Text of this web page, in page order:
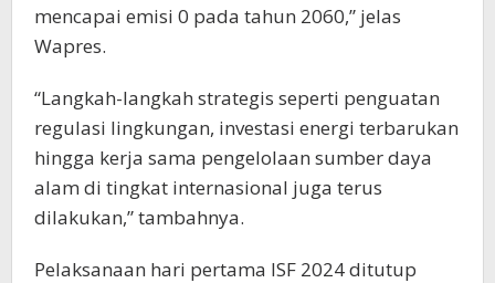
mencapai emisi 0 pada tahun 2060,” jelas
Wapres.
“Langkah-langkah strategis seperti penguatan
regulasi lingkungan, investasi energi terbarukan
hingga kerja sama pengelolaan sumber daya
alam di tingkat internasional juga terus
dilakukan,” tambahnya.
Pelaksanaan hari pertama ISF 2024 ditutup